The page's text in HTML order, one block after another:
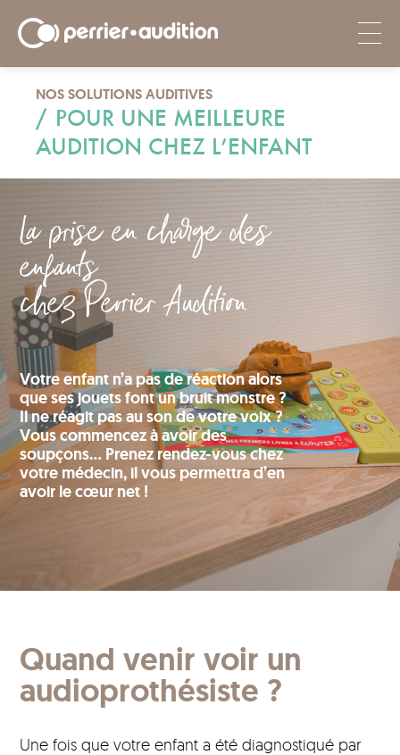
NOS SOLUTIONS AUDITIVES
/ POUR UNE MEILLEURE
AUDITION CHEZ L’ENFANT
La prise en charge des
enfants
chez Perrier Audition
Votre enfant n’a pas de réaction alors
que ses jouets font un bruit monstre ?
Il ne réagit pas au son de votre voix ?
Vous commencez à avoir des
soupçons… Prenez rendez-vous chez
votre médecin, il vous permettra d’en
avoir le cœur net !
Quand venir voir un
audioprothésiste ?
Une fois que votre enfant a été diagnostiqué par